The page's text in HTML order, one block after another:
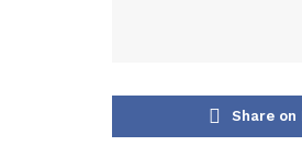
Share on